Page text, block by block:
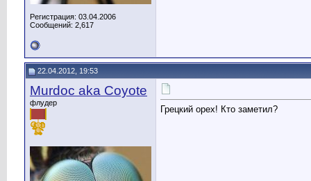
Регистрация: 03.04.2006
Сообщений: 2,617
22.04.2012, 19:53
Murdoc aka Coyote
флудер
Грецкий орех! Кто заметил?